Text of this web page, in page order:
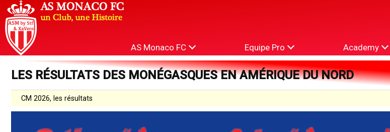
AS Monaco FC Equipe Pro Academy
LES RÉSULTATS DES MONÉGASQUES EN AMÉRIQUE DU NORD
CM 2026, les résultats